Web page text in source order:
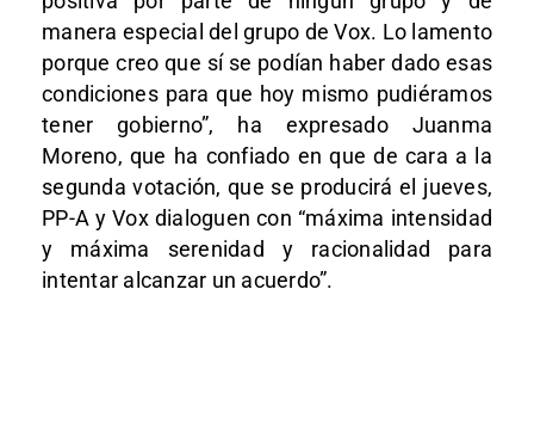
manera especial del grupo de Vox. Lo lamento
porque creo que sí se podían haber dado esas
condiciones para que hoy mismo pudiéramos
tener gobierno”, ha expresado Juanma
Moreno, que ha confiado en que de cara a la
segunda votación, que se producirá el jueves,
PP-A y Vox dialoguen con “máxima intensidad
y máxima serenidad y racionalidad para
intentar alcanzar un acuerdo”.